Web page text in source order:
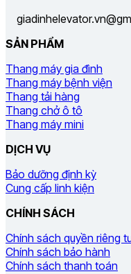
SẢN PHẨM
Thang máy gia đình
Thang máy bệnh viện
Thang tải hàng
Thang chở ô tô
Thang máy mini
DỊCH VỤ
Bảo dưỡng định kỳ
Cung cấp linh kiện
CHÍNH SÁCH
Chính sách quyền riêng
Chính sách bảo hành
Chính sách thanh toán